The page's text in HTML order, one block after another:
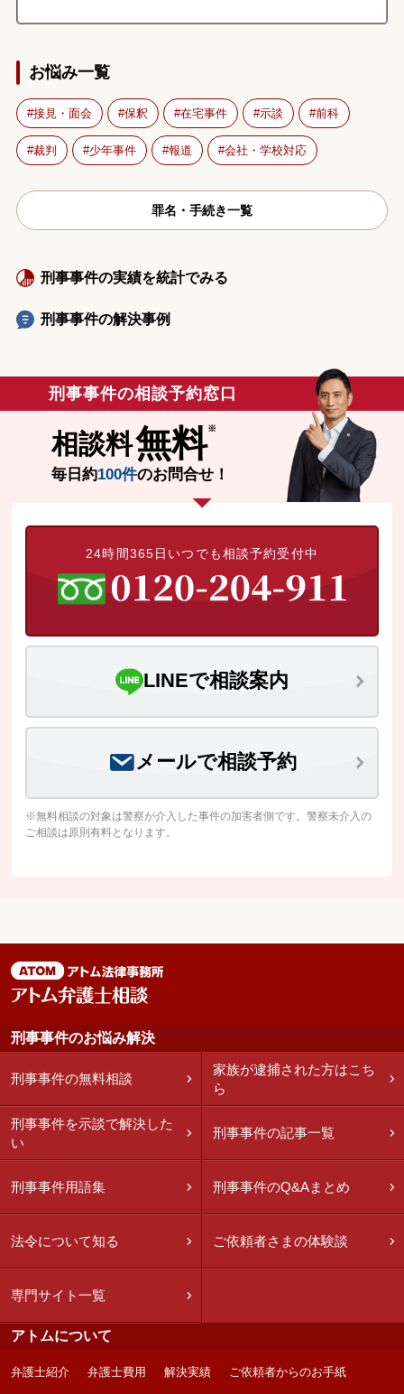
お悩み一覧
接見・面会 保釈 在宅事件 示談 前科
裁判 少年事件 報道 会社・学校対応
罪名・手続き一覧
刑事事件の実績を統計でみる
刑事事件の解決事例
刑事事件の相談予約窓口
相談料無料
毎日約100件のお問合せ！
24時間365日いつでも相談予約受付中
LINEで相談案内
メールで相談予約
※無料相談の対象は警察が介入した事件の加害者側です。警察未介入の
ご相談は原則有料となります。
刑事事件のお悩み解決
刑事事件の無料相談
家族が逮捕された方はこち
ら
刑事事件を示談で解決した
い
刑事事件の記事一覧
刑事事件用語集 刑事事件のQ&Aまとめ
法令について知る ご依頼者さまの体験談
専門サイト一覧
アトムについて
弁護士紹介 弁護士費用 解決実績 ご依頼者からのお手紙